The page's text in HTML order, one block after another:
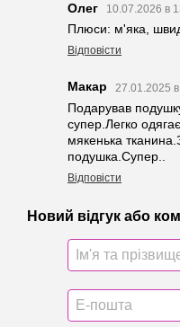
Олег 10.07.2026 в
Плюси: м'яка,
Відповісти
Макар 27.01.2025
Подарував
супер.Легко
мякенька
подушка.Супер..
Відповісти
Новий відгук або